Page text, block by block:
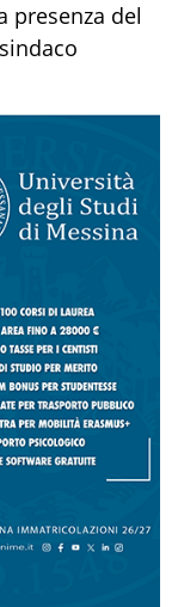
presenza del